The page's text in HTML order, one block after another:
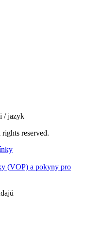
/ jazyk
reserved.
(VOP) a pokyny pro